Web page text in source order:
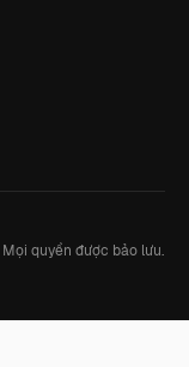
Mọi quyền được bảo lưu.